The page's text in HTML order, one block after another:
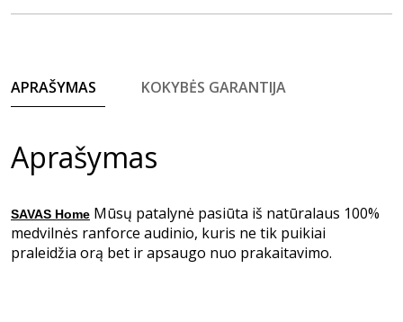
APRAŠYMAS KOKYBĖS GARANTIJA
Aprašymas
SAVAS Home Mūsų patalynė pasiūta iš natūralaus 100%
medvilnės ranforce audinio, kuris ne tik puikiai
praleidžia orą bet ir apsaugo nuo prakaitavimo.